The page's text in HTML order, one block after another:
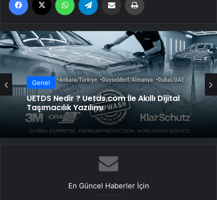
Genel
UETDS Nedir ? Uetds.com İle Akıllı Dijital
Taşımacılık Yazılımı
En Güncel Haberler İçin